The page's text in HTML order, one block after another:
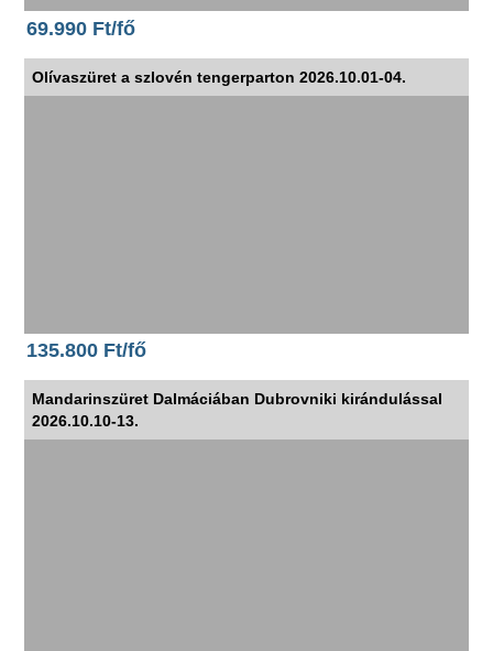
69.990 Ft/fő
Olívaszüret a szlovén tengerparton 2026.10.01-04.
135.800 Ft/fő
Mandarinszüret Dalmáciában Dubrovniki kirándulással
2026.10.10-13.